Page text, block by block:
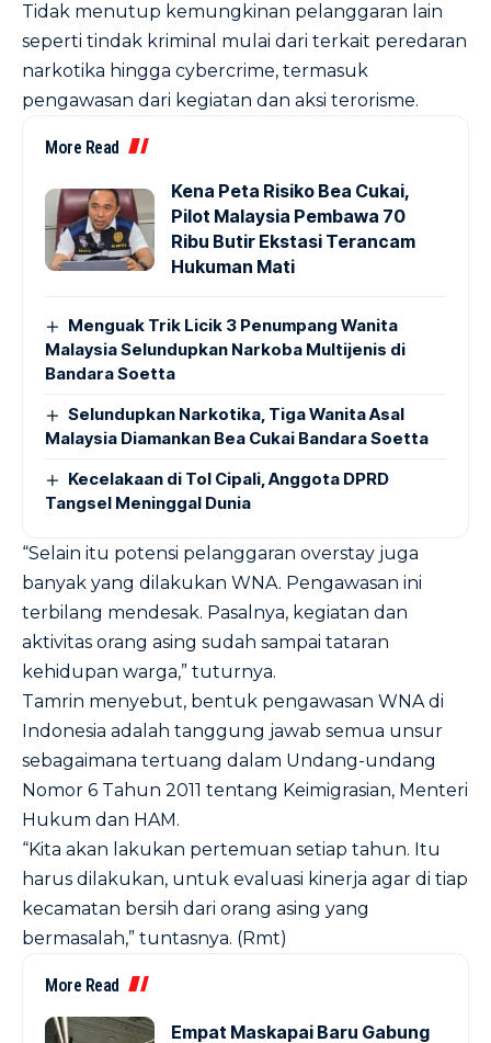
Tidak menutup kemungkinan pelanggaran lain
seperti tindak kriminal mulai dari terkait peredaran
narkotika hingga cybercrime, termasuk
pengawasan dari kegiatan dan aksi terorisme.
More Read
Kena Peta Risiko Bea Cukai,
Pilot Malaysia Pembawa 70
Ribu Butir Ekstasi Terancam
Hukuman Mati
Menguak Trik Licik 3 Penumpang Wanita
Malaysia Selundupkan Narkoba Multijenis di
Bandara Soetta
Selundupkan Narkotika, Tiga Wanita Asal
Malaysia Diamankan Bea Cukai Bandara Soetta
Kecelakaan di Tol Cipali, Anggota DPRD
Tangsel Meninggal Dunia
“Selain itu potensi pelanggaran overstay juga
banyak yang dilakukan WNA. Pengawasan ini
terbilang mendesak. Pasalnya, kegiatan dan
aktivitas orang asing sudah sampai tataran
kehidupan warga,” tuturnya.
Tamrin menyebut, bentuk pengawasan WNA di
Indonesia adalah tanggung jawab semua unsur
sebagaimana tertuang dalam Undang-undang
Nomor 6 Tahun 2011 tentang Keimigrasian, Menteri
Hukum dan HAM.
“Kita akan lakukan pertemuan setiap tahun. Itu
harus dilakukan, untuk evaluasi kinerja agar di tiap
kecamatan bersih dari orang asing yang
bermasalah,” tuntasnya. (Rmt)
More Read
Empat Maskapai Baru Gabung